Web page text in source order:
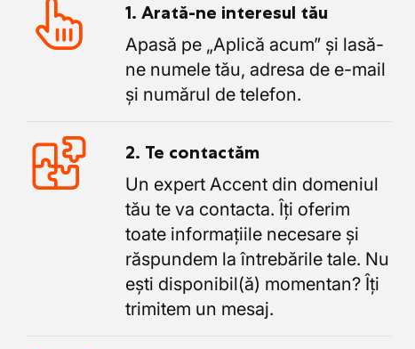
1. Arată-ne interesul tău
Apasă pe „Aplică acum” și lasă-
ne numele tău, adresa de e-mail
și numărul de telefon.
2. Te contactăm
Un expert Accent din domeniul
tău te va contacta. Îți oferim
toate informațiile necesare și
răspundem la întrebările tale. Nu
ești disponibil(ă) momentan? Îți
trimitem un mesaj.